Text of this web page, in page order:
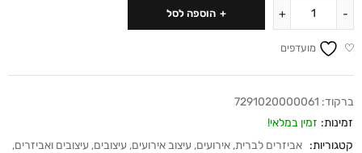
הוספה לסל
מועדפים
ברקוד: 7291020000061
זמינות: זמין במלאי!
קטגוריות: אביזרים לברית, אירועים, עיצוב אירועים, עיצובים, עיצובים ואביזרים,